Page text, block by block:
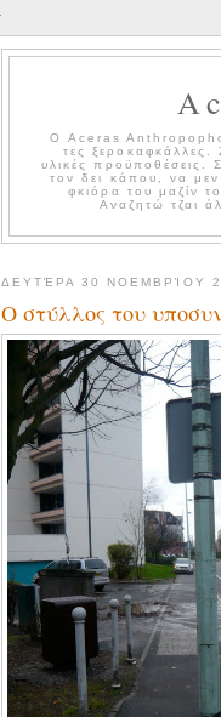
Ο Aceras
τες ξεροκαφκάλλες.
υλικές προϋποθέσεις.
τον δει κάπου, να
φκιόρα του μαζίν
Αναζητώ τζαι
ΔΕΥΤΈΡΑ 30 ΝΟΕΜΒΡΊΟΥ
Ο στύλλος του